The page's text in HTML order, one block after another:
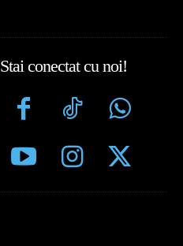
Stai conectat cu noi!